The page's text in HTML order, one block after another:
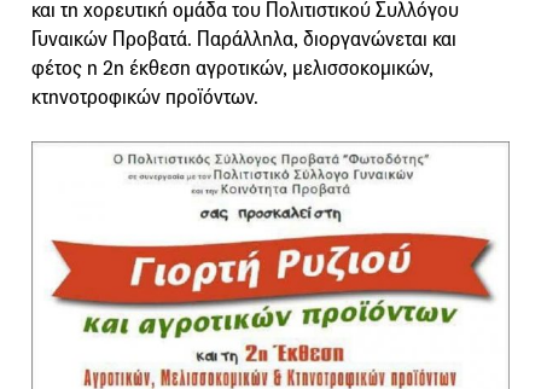
και τη χορευτική ομάδα του Πολιτιστικού Συλλόγου
Γυναικών Προβατά. Παράλληλα, διοργανώνεται και
φέτος η 2η έκθεση αγροτικών, μελισσοκομικών,
κτηνοτροφικών προϊόντων.